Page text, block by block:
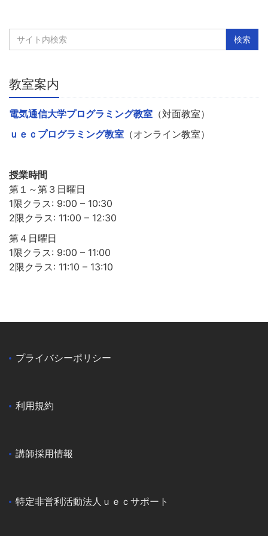
教室案内
電気通信大学プログラミング教室 （対面教室）
ｕｅｃプログラミング教室 （オンライン教室）
授業時間
第１～第３日曜日
1限クラス: 9:00 – 10:30
2限クラス: 11:00 – 12:30
第４日曜日
1限クラス: 9:00 – 11:00
2限クラス: 11:10 – 13:10
プライバシーポリシー
利用規約
講師採用情報
特定非営利活動法人ｕｅｃサポート